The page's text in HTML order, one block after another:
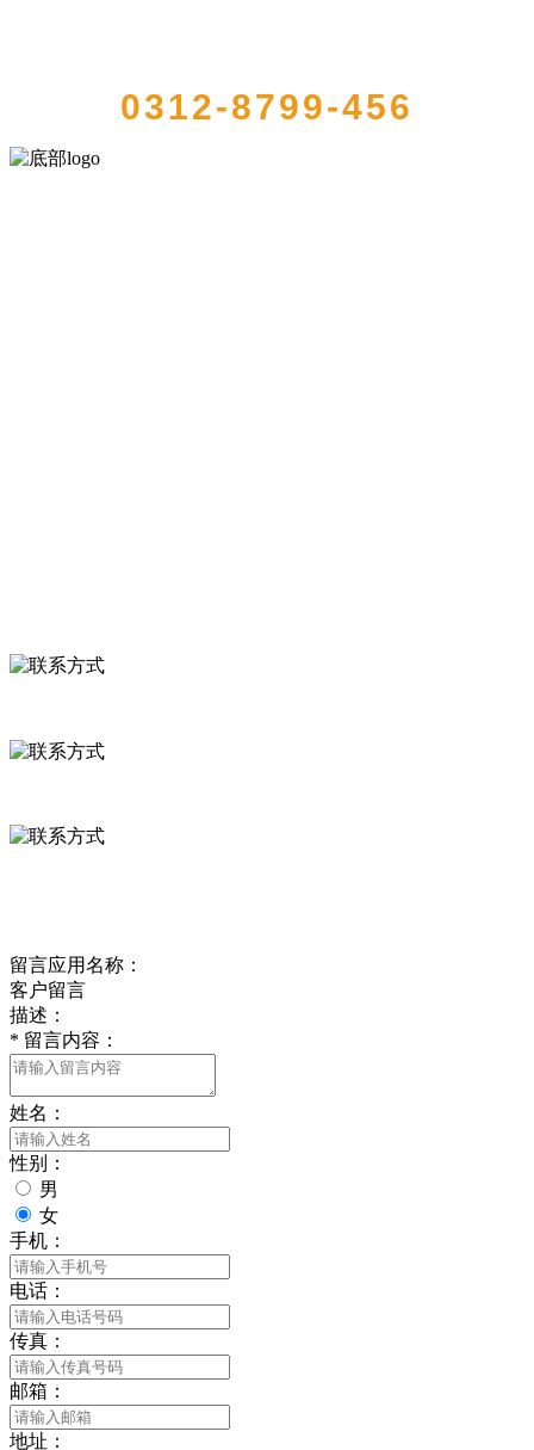
0312-8799-456
留言应用名称：
客户留言
描述：
* 留言内容：
姓名：
性别：
男
女
手机：
电话：
传真：
邮箱：
地址：